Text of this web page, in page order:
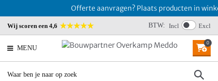
Offerte aanvragen? Plaats producten in
Wij scoren een 4,6 BTW: Incl Excl
MENU
0